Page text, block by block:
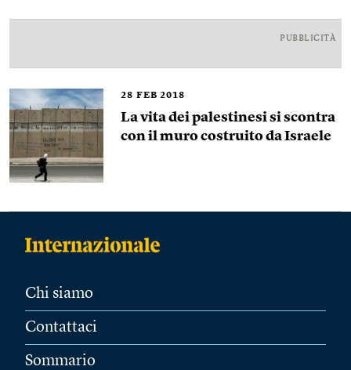
PUBBLICITÀ
28 FEB 2018
La vita dei palestinesi si scontra
con il muro costruito da Israele
Chi siamo
Contattaci
Sommario